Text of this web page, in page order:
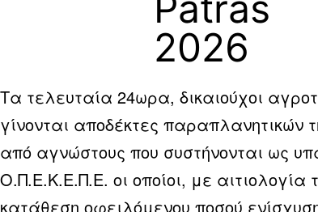
2026
Τα τελευταία 24ωρα, δικαιούχοι
γίνονται αποδέκτες
από αγνώστους που συστήνονται ως
Ο.Π.Ε.Κ.Ε.Π.Ε. οι οποίοι, με αιτιολογία
κατάθεση οφειλόμενου ποσού